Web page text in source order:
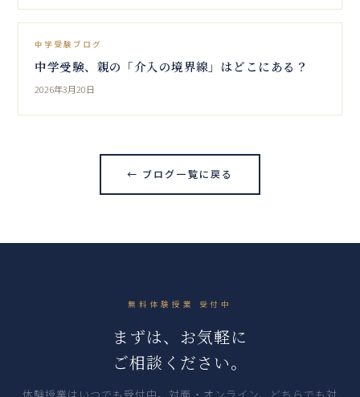
中学受験ブログ
中学受験、親の「介入の境界線」はどこにある？
2026年3月20日
← ブログ一覧に戻る
無料体験授業 受付中
まずは、お気軽に
ご相談ください。
体験授業はいつでも受付中。対面・オンライン、どちらでも対